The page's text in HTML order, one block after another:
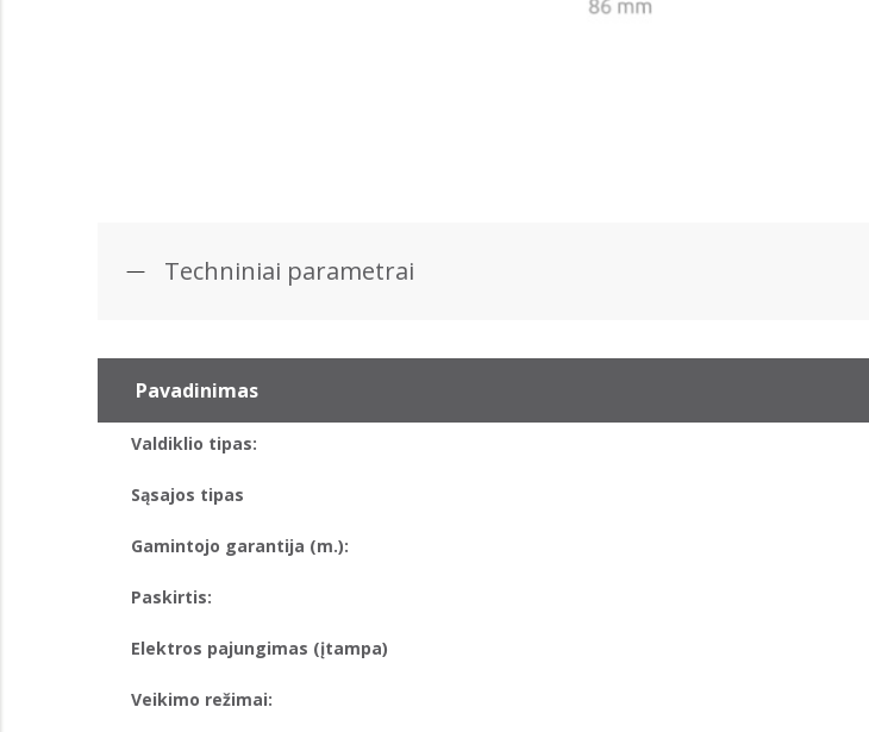
Techniniai parametrai
Pavadinimas
Valdiklio tipas:
Sąsajos tipas
Gamintojo garantija (m.):
Paskirtis:
Elektros pajungimas (įtampa)
Veikimo režimai: